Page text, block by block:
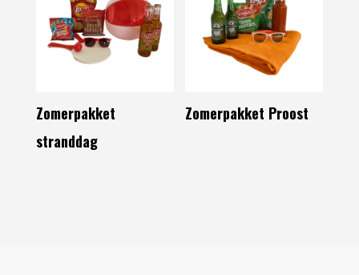
Zomerpakket
stranddag
Zomerpakket Proost